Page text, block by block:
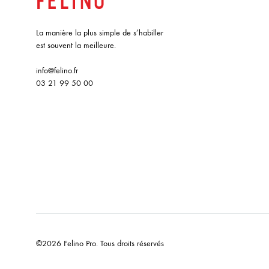
La manière la plus simple de s’habiller
est souvent la meilleure.
info@felino.fr
03 21 99 50 00
©2026 Felino Pro. Tous droits réservés